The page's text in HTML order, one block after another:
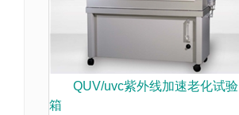
QUV/uvc紫外线加速老化试验
箱